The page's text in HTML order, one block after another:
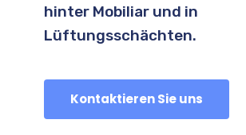
hinter Mobiliar und in
Lüftungsschächten.
Kontaktieren Sie uns